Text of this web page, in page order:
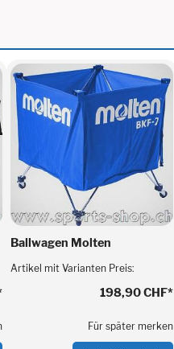
Ballwagen Molten
Artikel mit Varianten Preis:
198,90 CHF*
Für später merken